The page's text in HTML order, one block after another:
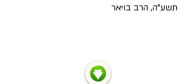
תשע"ה, הרב בויאר